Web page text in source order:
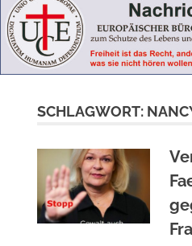
wie
für
Ungeborene
SCHLAGWORT: